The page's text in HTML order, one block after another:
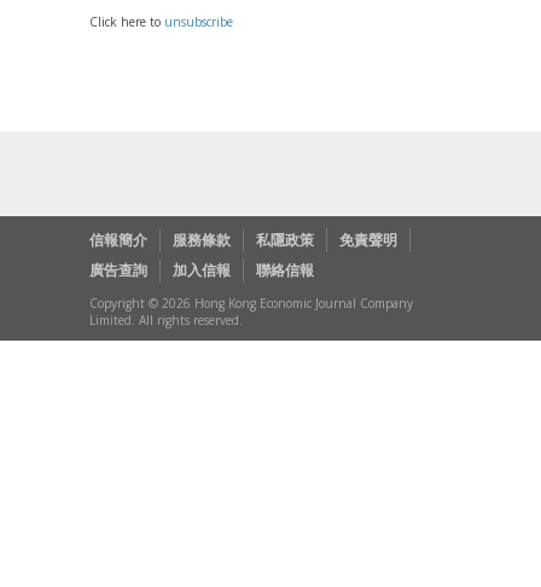
Click here to unsubscribe
信報簡介 服務條款 私隱政策
免責聲明
廣告查詢
加入信報 聯絡信報
Copyright © 2026 Hong Kong Economic Journal Company
Limited. All rights reserved.